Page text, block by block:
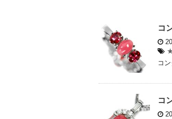
コ
コ
コ